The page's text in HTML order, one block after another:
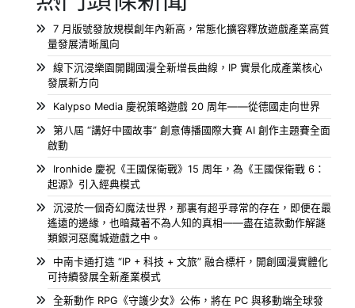
7 月版號發放規模創年內新高，常態化擴容釋放遊戲產業高質
量發展清晰風向
線下沉浸樂園開闢國漫全新增長曲線，IP 實景化成產業核心
發展新方向
Kalypso Media 慶祝策略遊戲 20 周年——從德國走向世界
第八屆 “講好中國故事” 創意傳播國際大賽 AI 創作主題賽全面
啟動
Ironhide 慶祝《王國保衛戰》15 周年，為《王國保衛戰 6：
起源》引入經典模式
沉浸於一個奇幻魔法世界，那裏有超乎尋常的存在，即便在最
遙遠的邊緣，也暗藏著不為人知的真相——盡在這款動作解謎
類銀河惡魔城遊戲之中。
中南卡通打造 “IP + 科技 + 文旅” 融合標杆，開創國漫實體化
可持續發展全新產業模式
全新動作 RPG《守護少女》公佈，將在 PC 與移動端全球發